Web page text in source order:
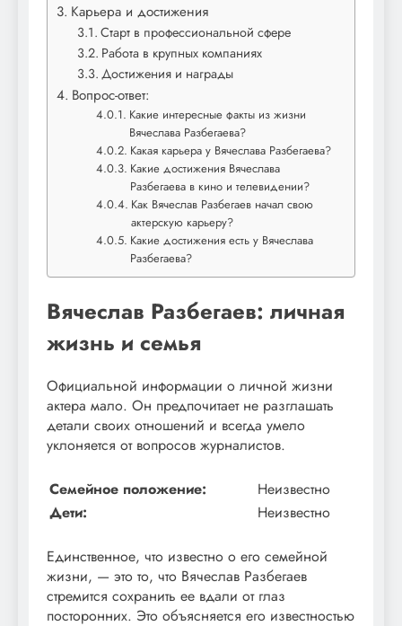
Карьера и достижения
Старт в профессиональной сфере
Работа в крупных компаниях
Достижения и награды
Вопрос-ответ:
Какие интересные факты из жизни
Вячеслава Разбегаева?
Какая карьера у Вячеслава Разбегаева?
Какие достижения Вячеслава
Разбегаева в кино и телевидении?
Как Вячеслав Разбегаев начал свою
актерскую карьеру?
Какие достижения есть у Вячеслава
Разбегаева?
Вячеслав Разбегаев: личная
жизнь и семья
Официальной информации о личной жизни
актера мало. Он предпочитает не разглашать
детали своих отношений и всегда умело
уклоняется от вопросов журналистов.
Семейное положение:
Неизвестно
Дети:
Неизвестно
Единственное, что известно о его семейной
жизни, — это то, что Вячеслав Разбегаев
стремится сохранить ее вдали от глаз
посторонних. Это объясняется его известностью